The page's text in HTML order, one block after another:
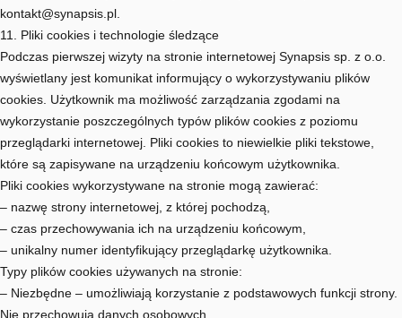
kontakt@synapsis.pl
11. Pliki cookies i technologie śledzące
Podczas pierwszej wizyty na stronie internetowej Synapsis sp. z o.o.
wyświetlany jest komunikat informujący o wykorzystywaniu plików
cookies. Użytkownik ma możliwość zarządzania zgodami na
wykorzystanie poszczególnych typów plików cookies z poziomu
przeglądarki internetowej. Pliki cookies to niewielkie pliki tekstowe,
które są zapisywane na urządzeniu końcowym użytkownika.
Pliki cookies wykorzystywane na stronie mogą zawierać:
– nazwę strony internetowej, z której pochodzą,
– czas przechowywania ich na urządzeniu końcowym,
– unikalny numer identyfikujący przeglądarkę użytkownika.
Typy plików cookies używanych na stronie:
– Niezbędne – umożliwiają korzystanie z podstawowych funkcji strony.
Nie przechowują danych osobowych.